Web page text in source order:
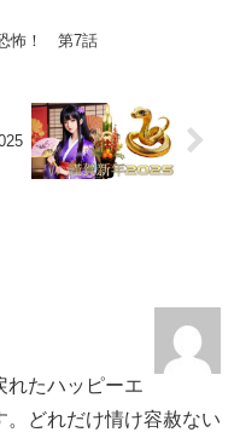
怖！ 第7話
れたハッピーエ
。どれだけ情け容赦ない